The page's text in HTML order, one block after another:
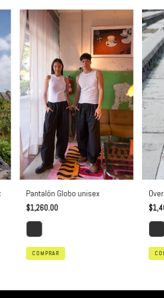
Pantalón Globo unisex
$1,260.00
COMPRAR